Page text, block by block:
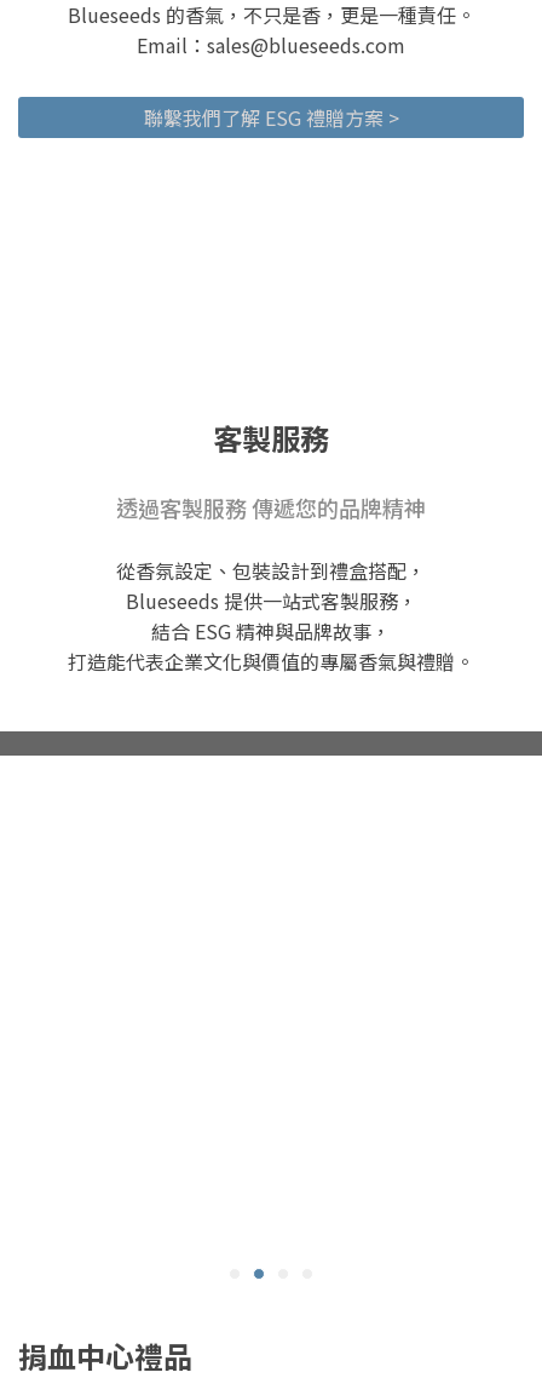
Blueseeds 的香氣，不只是香，更是一種責任。
Email：sales@blueseeds.com
聯繫我們了解 ESG 禮贈方案 >
客製服務
透過客製服務 傳遞您的品牌精神
從香氛設定、包裝設計到禮盒搭配，
Blueseeds 提供一站式客製服務，
結合 ESG 精神與品牌故事，
打造能代表企業文化與價值的專屬香氣與禮贈。
客製外觀 LOGO 貼
禮盒客製搭配
捐血中心禮品